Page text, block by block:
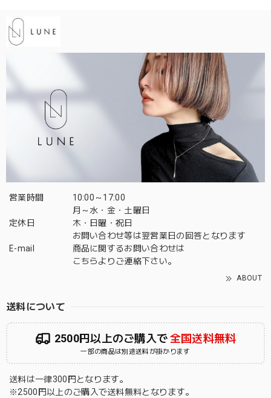
営業時間
10:00～17:00
月～水・金・土曜日
定休日
木・日曜・祝日
お問い合わせ等は翌営業日の回答となります
E-mail
商品に関するお問い合わせは
こちらよりご連絡下さい。
ABOUT
送料について
2500円以上のご購入で全国送料無料
一部の商品は別途送料が掛かります
送料は一律300円となります。
※2500円以上のご購入で送料無料となります。